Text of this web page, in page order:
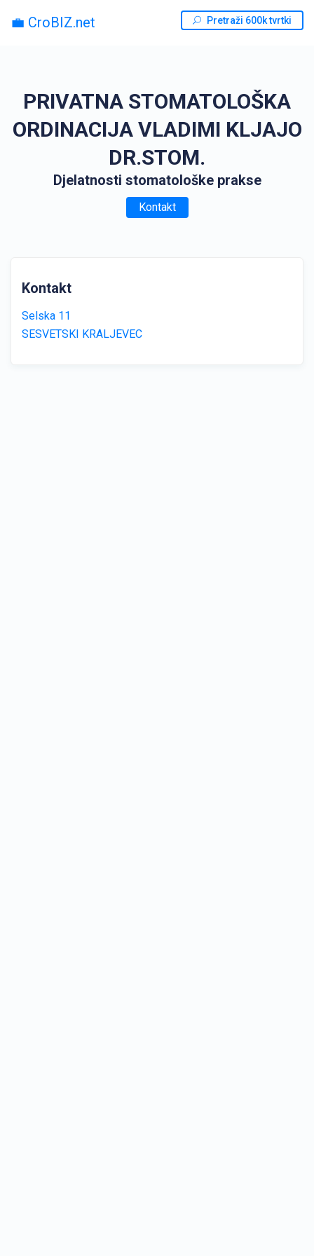
💼 CroBIZ.net Pretraži 600k tvrtki
PRIVATNA STOMATOLOŠKA
ORDINACIJA VLADIMI KLJAJO
DR.STOM.
Djelatnosti stomatološke prakse
Kontakt
Kontakt
Selska 11
SESVETSKI KRALJEVEC